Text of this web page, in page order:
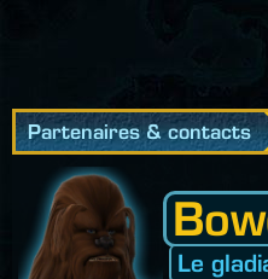
Partenaires & contacts
Le